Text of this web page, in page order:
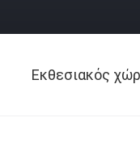
Εκθεσιακός